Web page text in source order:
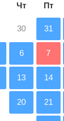
Чт Пт
30 31
6 7
13 14
20 21